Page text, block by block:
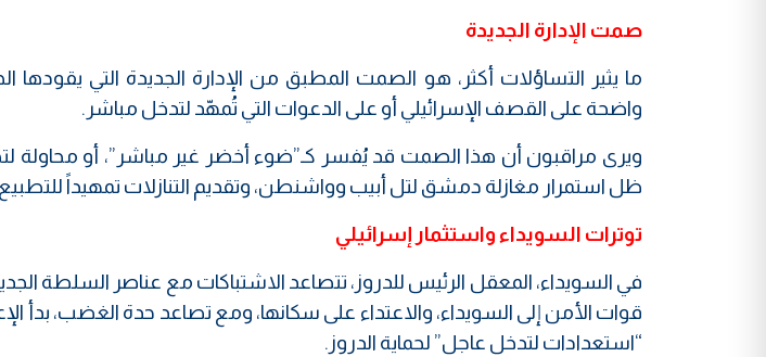
صمت الإدارة الجديدة
ما يثير التساؤلات أكثر، هو الصمت المطبق من الإدارة الجديدة التي
واضحة على القصف الإسرائيلي أو على الدعوات التي تُمهّد لتدخل مباشر.
ويرى مراقبون أن هذا الصمت قد يُفسر كـ”ضوء أخضر غير مباشر”، أو محاولة
ظل استمرار مغازلة دمشق لتل أبيب وواشنطن، وتقديم التنازلات تمهيداً
توترات السويداء واستثمار إسرائيلي
في السويداء، المعقل الرئيس للدروز، تتصاعد الاشتباكات مع عناصر السلطة
قوات الأمن إلى السويداء، والاعتداء على سكانها، ومع تصاعد حدة الغضب، بدأ
“استعدادات لتدخل عاجل” لحماية الدروز.